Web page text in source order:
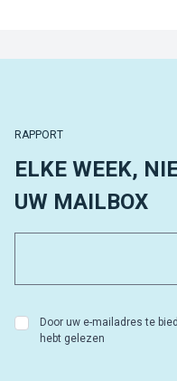
RAPPORT
ELKE WEEK,
UW MAILBOX
Door uw e-mailadres te
hebt gelezen